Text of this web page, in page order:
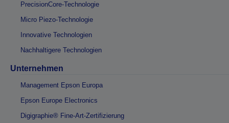
PrecisionCore-Technologie
Micro Piezo-Technologie
Innovative Technologien
Nachhaltigere Technologien
Unternehmen
Management Epson Europa
Epson Europe Electronics
Digigraphie® Fine-Art-Zertifizierung